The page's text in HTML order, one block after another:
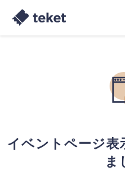
イベントページ表
ま